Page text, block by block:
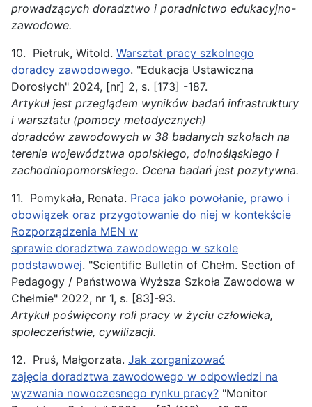
prowadzących doradztwo i poradnictwo edukacyjno-
zawodowe.
10. Pietruk, Witold. Warsztat pracy szkolnego
doradcy zawodowego. "Edukacja Ustawiczna
Dorosłych" 2024, [nr] 2, s. [173] -187.
Artykuł jest przeglądem wyników badań infrastruktury
i warsztatu (pomocy metodycznych)
doradców zawodowych w 38 badanych szkołach na
terenie województwa opolskiego, dolnośląskiego i
zachodniopomorskiego. Ocena badań jest pozytywna.
11. Pomykała, Renata. Praca jako powołanie, prawo i
obowiązek oraz przygotowanie do niej w kontekście
Rozporządzenia MEN w
sprawie doradztwa zawodowego w szkole
podstawowej. "Scientific Bulletin of Chełm. Section of
Pedagogy / Państwowa Wyższa Szkoła Zawodowa w
Chełmie" 2022, nr 1, s. [83]-93.
Artykuł poświęcony roli pracy w życiu człowieka,
społeczeństwie, cywilizacji.
12. Pruś, Małgorzata. Jak zorganizować
zajęcia doradztwa zawodowego w odpowiedzi na
wyzwania nowoczesnego rynku pracy? "Monitor